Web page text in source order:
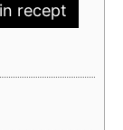
recept